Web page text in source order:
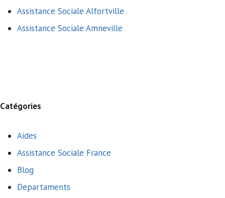
Assistance Sociale Alfortville
Assistance Sociale Amneville
Catégories
Aides
Assistance Sociale France
Blog
Departaments